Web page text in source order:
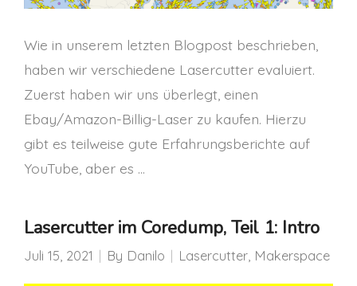
Wie in unserem letzten Blogpost beschrieben,
haben wir verschiedene Lasercutter evaluiert.
Zuerst haben wir uns überlegt, einen
Ebay/Amazon-Billig-Laser zu kaufen. Hierzu
gibt es teilweise gute Erfahrungsberichte auf
YouTube, aber es …
Lasercutter im Coredump, Teil 1: Intro
Juli 15, 2021 By Danilo Lasercutter, Makerspace